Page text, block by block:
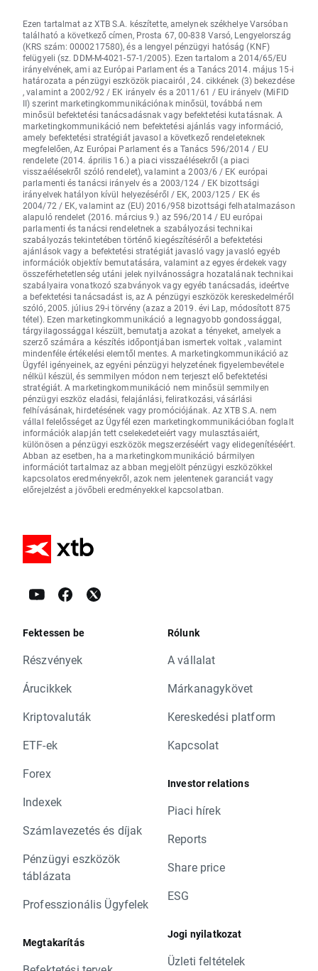
Ezen tartalmat az XTB S.A. készítette, amelynek székhelye Varsóban
található a következő címen, Prosta 67, 00-838 Varsó, Lengyelország
(KRS szám: 0000217580), és a lengyel pénzügyi hatóság (KNF)
felügyeli (sz. DDM-M-4021-57-1/2005). Ezen tartalom a 2014/65/EU
irányelvének, ami az Európai Parlament és a Tanács 2014. május 15-i
határozata a pénzügyi eszközök piacairól , 24. cikkének (3) bekezdése
, valamint a 2002/92 / EK irányelv és a 2011/61 / EU irányelv (MiFID
II) szerint marketingkommunikációnak minősül, továbbá nem
minősül befektetési tanácsadásnak vagy befektetési kutatásnak. A
marketingkommunikáció nem befektetési ajánlás vagy információ,
amely befektetési stratégiát javasol a következő rendeleteknek
megfelelően, Az Európai Parlament és a Tanács 596/2014 / EU
rendelete (2014. április 16.) a piaci visszaélésekről (a piaci
visszaélésekről szóló rendelet), valamint a 2003/6 / EK európai
parlamenti és tanácsi irányelv és a 2003/124 / EK bizottsági
irányelvek hatályon kívül helyezéséről / EK, 2003/125 / EK és
2004/72 / EK, valamint az (EU) 2016/958 bizottsági felhatalmazáson
alapuló rendelet (2016. március 9.) az 596/2014 / EU európai
parlamenti és tanácsi rendeletnek a szabályozási technikai
szabályozás tekintetében történő kiegészítéséről a befektetési
ajánlások vagy a befektetési stratégiát javasló vagy javasló egyéb
információk objektív bemutatására, valamint az egyes érdekek vagy
összeférhetetlenség utáni jelek nyilvánosságra hozatalának technikai
szabályaira vonatkozó szabványok vagy egyéb tanácsadás, ideértve
a befektetési tanácsadást is, az A pénzügyi eszközök kereskedelméről
szóló, 2005. július 29-i törvény (azaz a 2019. évi Lap, módosított 875
tétel). Ezen marketingkommunikáció a legnagyobb gondossággal,
tárgyilagossággal készült, bemutatja azokat a tényeket, amelyek a
szerző számára a készítés időpontjában ismertek voltak , valamint
mindenféle értékelési elemtől mentes. A marketingkommunikáció az
Ügyfél igényeinek, az egyéni pénzügyi helyzetének figyelembevétele
nélkül készül, és semmilyen módon nem terjeszt elő befektetési
stratégiát. A marketingkommunikáció nem minősül semmilyen
pénzügyi eszköz eladási, felajánlási, feliratkozási, vásárlási
felhívásának, hirdetésének vagy promóciójának. Az XTB S.A. nem
vállal felelősséget az Ügyfél ezen marketingkommunikációban foglalt
információk alapján tett cselekedeteiért vagy mulasztásaiért,
különösen a pénzügyi eszközök megszerzéséért vagy elidegenítéséért.
Abban az esetben, ha a marketingkommunikáció bármilyen
információt tartalmaz az abban megjelölt pénzügyi eszközökkel
kapcsolatos eredményekről, azok nem jelentenek garanciát vagy
előrejelzést a jövőbeli eredményekkel kapcsolatban.
Fektessen be
Részvények
Árucikkek
Kriptovaluták
ETF-ek
Forex
Indexek
Számlavezetés és díjak
Pénzügyi eszközök
táblázata
Professzionális Ügyfelek
Megtakarítás
Rólunk
A vállalat
Márkanagykövet
Kereskedési platform
Kapcsolat
Investor relations
Piaci hírek
Reports
Share price
ESG
Jogi nyilatkozat
Üzleti feltételek